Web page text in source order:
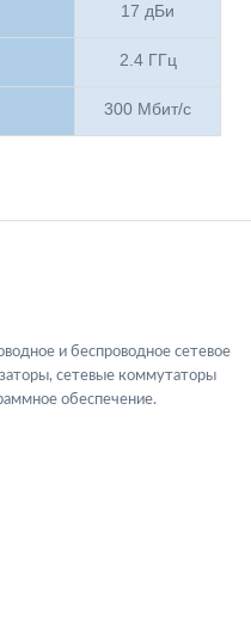
17 дБи
2.4 ГГц
300 Мбит/с
и беспроводное сетевое
сетевые коммутаторы
обеспечение.